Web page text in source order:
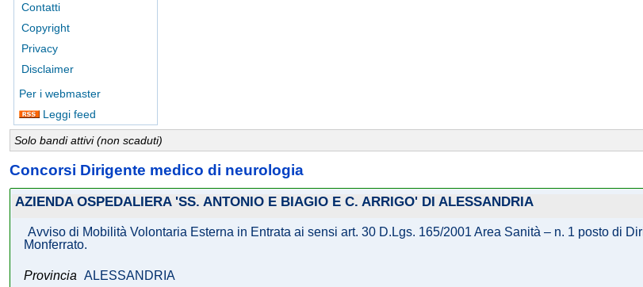
Contatti
Copyright
Privacy
Disclaimer
Per i webmaster
Leggi feed
Solo bandi attivi (non scaduti)
Concorsi Dirigente medico di neurologia
AZIENDA OSPEDALIERA 'SS. ANTONIO E BIAGIO E C. ARRIGO' DI ALESSANDRIA
Avviso di Mobilità Volontaria Esterna in Entrata ai sensi art. 30 D.Lgs. 165/2001 Area Sanità – n. 1 posto di
Monferrato.
Provincia ALESSANDRIA